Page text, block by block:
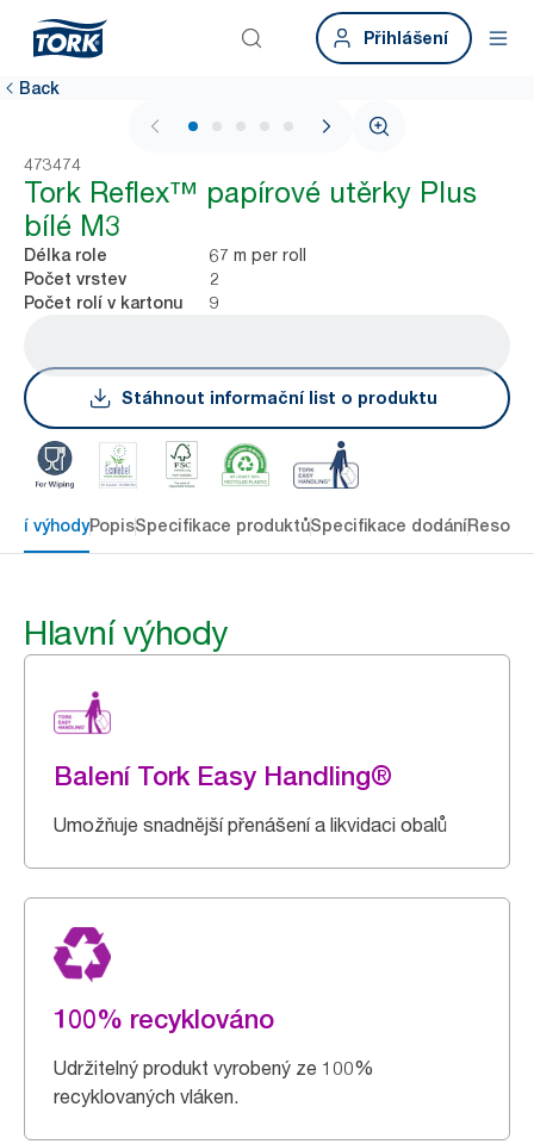
Přihlášení
Back
1 / 5
473474
Tork Reflex™ papírové utěrky Plus
bílé M3
Délka role 67 m per roll
Počet vrstev 2
Počet rolí v kartonu 9
Stáhnout informační list o produktu
výhodyPopisSpecifikace produktůSpecifikace dodání
Hlavní výhody
Balení Tork Easy Handling®
Umožňuje snadnější přenášení a likvidaci obalů
100% recyklováno
Udržitelný produkt vyrobený ze 100%
recyklovaných vláken.